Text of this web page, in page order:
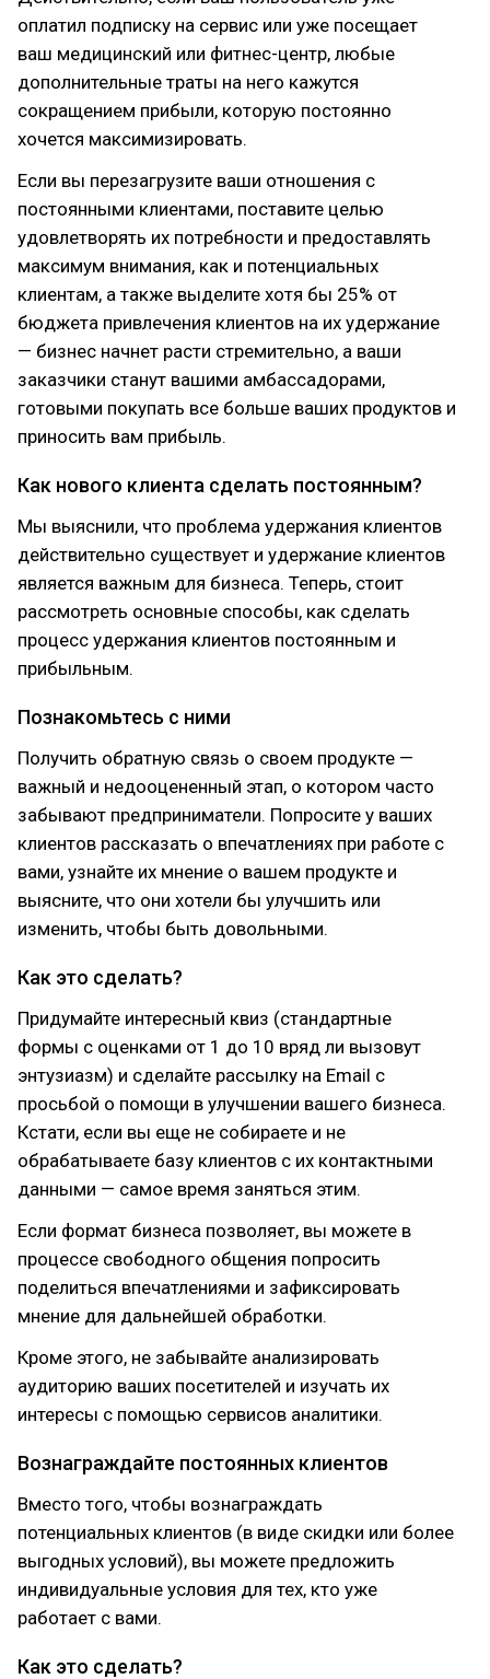
оплатил подписку на сервис или уже посещает
ваш медицинский или фитнес-центр, любые
дополнительные траты на него кажутся
сокращением прибыли, которую постоянно
хочется максимизировать.
Если вы перезагрузите ваши отношения с
постоянными клиентами, поставите целью
удовлетворять их потребности и предоставлять
максимум внимания, как и потенциальных
клиентам, а также выделите хотя бы 25% от
бюджета привлечения клиентов на их удержание
— бизнес начнет расти стремительно, а ваши
заказчики станут вашими амбассадорами,
готовыми покупать все больше ваших продуктов и
приносить вам прибыль.
Как нового клиента сделать постоянным?
Мы выяснили, что проблема удержания клиентов
действительно существует и удержание клиентов
является важным для бизнеса. Теперь, стоит
рассмотреть основные способы, как сделать
процесс удержания клиентов постоянным и
прибыльным.
Познакомьтесь с ними
Получить обратную связь о своем продукте —
важный и недооцененный этап, о котором часто
забывают предприниматели. Попросите у ваших
клиентов рассказать о впечатлениях при работе с
вами, узнайте их мнение о вашем продукте и
выясните, что они хотели бы улучшить или
изменить, чтобы быть довольными.
Как это сделать?
Придумайте интересный квиз (стандартные
формы с оценками от 1 до 10 вряд ли вызовут
энтузиазм) и сделайте рассылку на Email с
просьбой о помощи в улучшении вашего бизнеса.
Кстати, если вы еще не собираете и не
обрабатываете базу клиентов с их контактными
данными — самое время заняться этим.
Если формат бизнеса позволяет, вы можете в
процессе свободного общения попросить
поделиться впечатлениями и зафиксировать
мнение для дальнейшей обработки.
Кроме этого, не забывайте анализировать
аудиторию ваших посетителей и изучать их
интересы с помощью сервисов аналитики.
Вознаграждайте постоянных клиентов
Вместо того, чтобы вознаграждать
потенциальных клиентов (в виде скидки или более
выгодных условий), вы можете предложить
индивидуальные условия для тех, кто уже
работает с вами.
Как это сделать?